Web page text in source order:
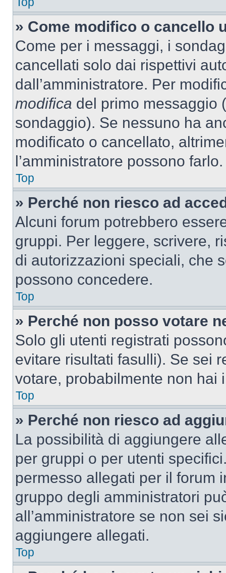
» Come modifico o cancello
Come per i messaggi, i
cancellati solo dai rispettivi
dall’amministratore. Per
modifica del primo messaggio
sondaggio). Se nessuno ha
modificato o cancellato,
l’amministratore possono farlo.
Top
» Perché non riesco ad
Alcuni forum potrebbero
gruppi. Per leggere, scrivere,
di autorizzazioni speciali, che
possono concedere.
Top
» Perché non posso votare
Solo gli utenti registrati
evitare risultati fasulli). Se sei
votare, probabilmente non hai
Top
» Perché non riesco ad
La possibilità di aggiungere
per gruppi o per utenti
permesso allegati per il forum
gruppo degli amministratori
all’amministratore se non sei
aggiungere allegati.
Top